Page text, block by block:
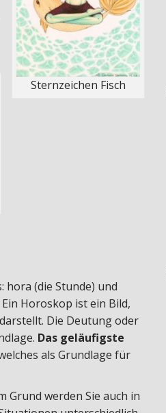
Sternzeichen Fisch
hora (die Stunde) und
Horoskop ist ein Bild,
Die Deutung oder
Das geläufigste
als Grundlage für
Grund werden Sie auch in